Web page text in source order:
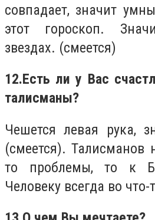
совпадает, значит
этот гороскоп.
звездах. (смеется)
12.Есть ли у Вас
талисманы?
Чешется левая рука,
(смеется). Талисманов
то проблемы, то к
Человеку всегда во